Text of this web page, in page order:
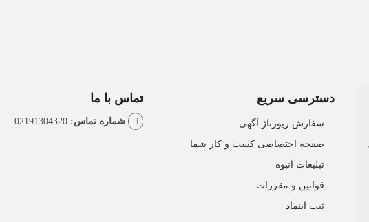
دسترسی سریع
سفارش رپورتاژ آگهی
صفحه اختصاصی کسب و کار شما
تبلیغات انبوه
قوانین و مقررات
ثبت اینماد
تماس با ما
شماره تماس: 02191304320